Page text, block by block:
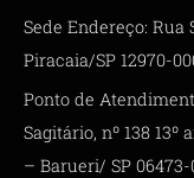
Sede Endereço: Rua
Piracaia/SP 12970-
Ponto de
Sagitário, nº 138
– Barueri/ SP 06473-